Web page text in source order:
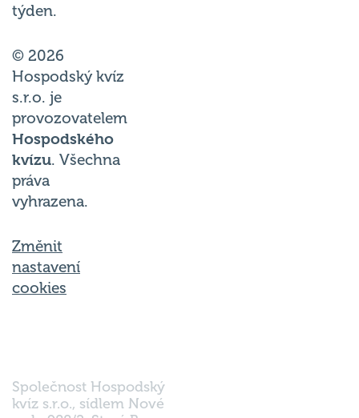
týden.
© 2026
Hospodský kvíz
s.r.o. je
provozovatelem
Hospodského
kvízu. Všechna
práva
vyhrazena.
Změnit
nastavení
cookies
Společnost Hospodský
kvíz s.r.o., sídlem Nové